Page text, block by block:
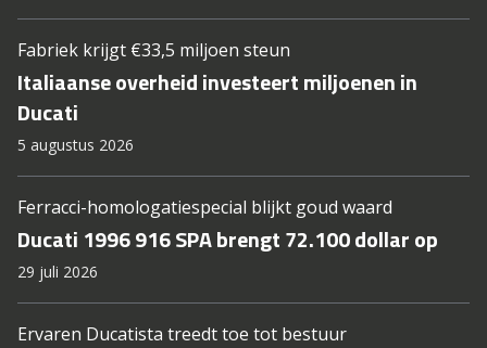
Fabriek krijgt €33,5 miljoen steun
Italiaanse overheid investeert miljoenen in
Ducati
5 augustus 2026
Ferracci-homologatiespecial blijkt goud waard
Ducati 1996 916 SPA brengt 72.100 dollar op
29 juli 2026
Ervaren Ducatista treedt toe tot bestuur